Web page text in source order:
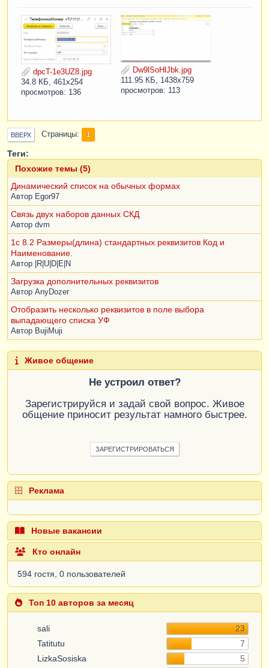
dpcT-1e3UZ8.jpg
34.8 КБ, 461x254
просмотров: 136
Dw9lSoHlJbk.jpg
111.95 КБ, 1438x759
просмотров: 113
ВВЕРХ Страницы 1
Теги:
Похожие темы (5)
Динамический список на обычных формах
Автор Egor97
Связь двух наборов данных СКД
Автор dvm
1с 8.2 Размеры(длина) стандартных реквизитов Код и
Наименование.
Автор |R|U|D|E|N
Загрузка дополнительных реквизитов
Автор AnyDozer
Отобразить несколько реквизитов в поле выбора
выпадающего списка УФ
Автор BujiMuji
Живое общение
Не устроил ответ?
Зарегистрируйся и задай свой вопрос. Живое
общение приносит результат намного быстрее.
ЗАРЕГИСТРИРОВАТЬСЯ
Реклама
Новые вакансии
Кто онлайн
594 гостя, 0 пользователей
Топ 10 авторов за месяц
sali
23
Tatitutu
7
LizkaSosiska
5